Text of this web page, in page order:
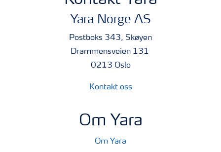
Yara Norge AS
Postboks 343, Skøyen
Drammensveien 131
0213 Oslo
Kontakt oss
Om Yara
Om Yara